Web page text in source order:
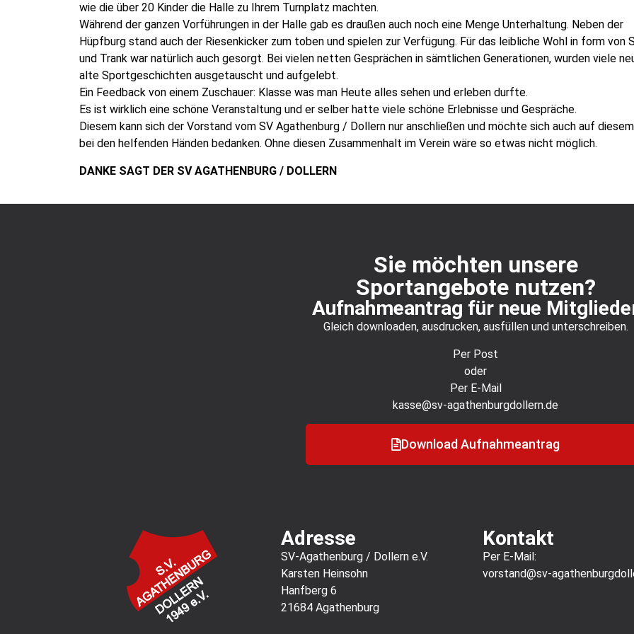
wie die über 20 Kinder die Halle zu Ihrem Turnplatz machten.
Während der ganzen Vorführungen in der Halle gab es draußen auch noch eine Menge Unterhaltung. Neben der
Hüpfburg stand auch der Riesenkicker zum toben und spielen zur Verfügung. Für das leibliche Wohl in form von
und Trank war natürlich auch gesorgt. Bei vielen netten Gesprächen in sämtlichen Generationen, wurden viele
alte Sportgeschichten ausgetauscht und aufgelebt.
Ein Feedback von einem Zuschauer: Klasse was man Heute alles sehen und erleben durfte.
Es ist wirklich eine schöne Veranstaltung und er selber hatte viele schöne Erlebnisse und Gespräche.
Diesem kann sich der Vorstand vom SV Agathenburg / Dollern nur anschließen und möchte sich auch auf
bei den helfenden Händen bedanken. Ohne diesen Zusammenhalt im Verein wäre so etwas nicht möglich.
DANKE SAGT DER SV AGATHENBURG / DOLLERN
Sie möchten unsere
Sportangebote nutzen?
Aufnahmeantrag für neue
Gleich downloaden, ausdrucken, ausfüllen und unterschreiben.
Per Post
oder
Per E-Mail
kasse@sv-agathenburgdollern.de
Download Aufnahmeantrag
Adresse
SV-Agathenburg / Dollern e.V.
Karsten Heinsohn
Hanfberg 6
21684 Agathenburg
Kontakt
Per E-Mail:
vorstand@sv-